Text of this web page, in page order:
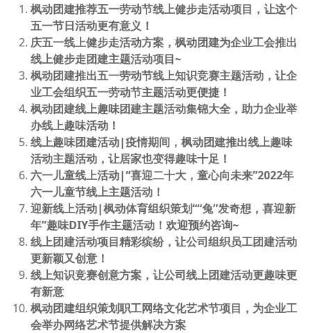
枫动团建推荐五一劳动节线上健步走活动项目，让这个
五一节日活动更有意义！
庆五一线上健步走活动方案，枫动团建为企业工会推出
线上健步走团建主题活动项目~
枫动团建推出五一劳动节线上知识竞赛主题活动，让企
业工会组织五一劳动节主题活动更便捷！
枫动团建线上趣味团建主题活动集锦大全，助力企业举
办线上趣味活动！
线上趣味团建活动|疫情期间，枫动团建推出线上趣味
活动主题活动，让居家也变得趣味十足！
六一儿童线上活动|“喜迎二十大，童心向未来”2022年
六一儿童节线上主题活动！
迎新线上活动|枫动体育组织策划““兔”发奇想，喜迎新
年”趣味DIY手作主题活动！欢迎预约咨询~
线上团建活动项目精彩缤纷，让公司组织员工团建活动
更新颖又创意！
线上知识竞赛创意方案，让公司线上团建活动更趣味更
有新意
枫动团建组织策划职工网络文化艺术节项目，为企业工
会举办网络艺术节提供解决方案